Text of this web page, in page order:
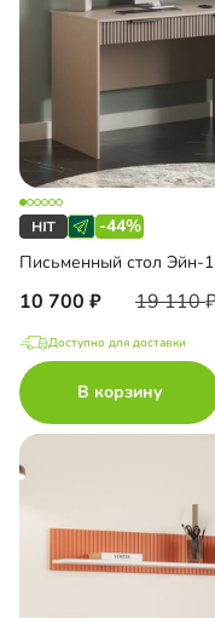
-44%
Письменный стол Эйн-1
10 700 19 110
Доступно для доставки
В корзину